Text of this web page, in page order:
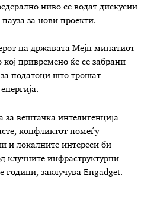
ниво се водат дискусии
за нови проекти.
на државата Мејн минатиот
привремено ќе се забрани
податоци што трошат
за вештачка интелигенција
конфликтот помеѓу
и локалните интереси би
клучните инфраструктурни
заклучува Engadget.